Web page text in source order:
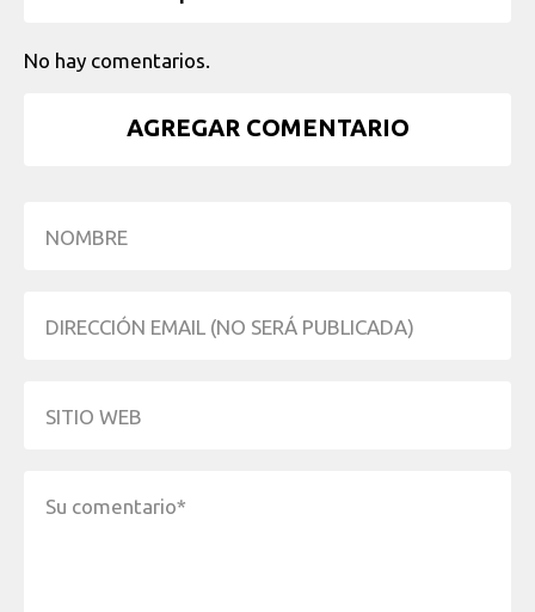
No hay comentarios.
AGREGAR COMENTARIO